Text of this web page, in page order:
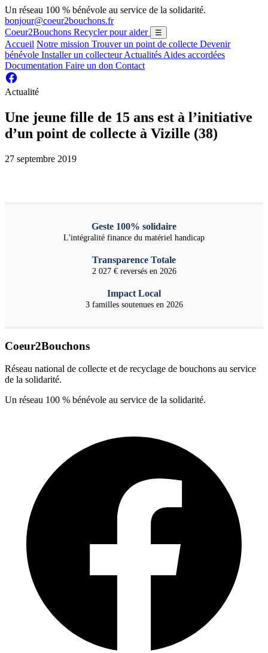
Un réseau 100 % bénévole au service de la solidarité.
bonjour@coeur2bouchons.fr
Coeur2Bouchons Recycler pour aider ☰
Accueil Notre mission Trouver un point de collecte Devenir
bénévole Installer un collecteurActualités Aides accordées
Documentation Faire un don Contact
Actualité
Une jeune fille de 15 ans est à l’initiative
d’un point de collecte à Vizille (38)
27 septembre 2019
Geste 100% solidaire
L'intégralité finance du matériel handicap
Transparence Totale
2 027 € reversés en 2026
Impact Local
3 familles soutenues en 2026
Coeur2Bouchons
Réseau national de collecte et de recyclage de bouchons au service
de la solidarité.
Un réseau 100 % bénévole au service de la solidarité.